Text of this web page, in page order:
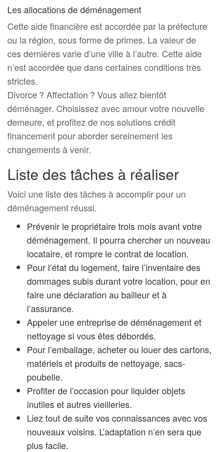
Les allocations de déménagement
Cette aide financière est accordée par la préfecture
ou la région, sous forme de primes. La valeur de
ces dernières varie d’une ville à l’autre. Cette aide
n’est accordée que dans certaines conditions très
strictes.
Divorce ? Affectation ? Vous allez bientôt
déménager. Choisissez avec amour votre nouvelle
demeure, et profitez de nos solutions crédit
financement pour aborder sereinement les
changements à venir.
Liste des tâches à réaliser
Voici une liste des tâches à accomplir pour un
déménagement réussi.
Prévenir le propriétaire trois mois avant votre
déménagement. Il pourra chercher un nouveau
locataire, et rompre le contrat de location.
Pour l’état du logement, faire l’inventaire des
dommages subis durant votre location, pour en
faire une déclaration au bailleur et à
l’assurance.
Appeler une entreprise de déménagement et
nettoyage si vous êtes débordés.
Pour l’emballage, acheter ou louer des cartons,
matériels et produits de nettoyage, sacs-
poubelle.
Profiter de l’occasion pour liquider objets
inutiles et autres vieilleries.
Liez tout de suite vos connaissances avec vos
nouveaux voisins. L’adaptation n’en sera que
plus facile.